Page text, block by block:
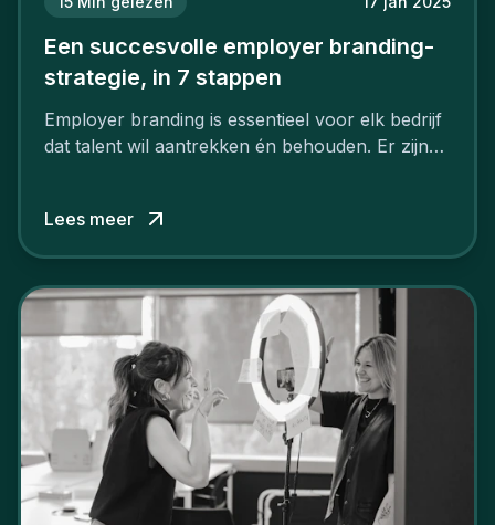
Een succesvolle employer branding-
strategie, in 7 stappen
Employer branding is essentieel voor elk bedrijf
dat talent wil aantrekken én behouden. Er zijn
niet van vandaag op morgen. Hoe pak je dat
aan, starten met employer branding?
Lees meer